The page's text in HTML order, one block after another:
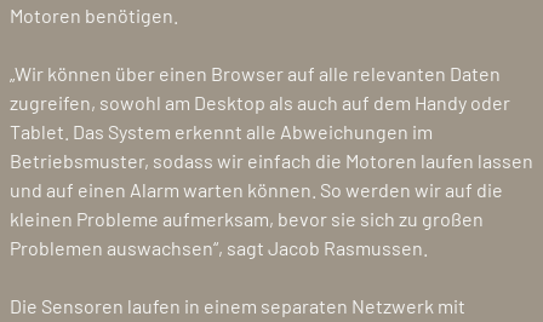
Motoren benötigen.
„Wir können über einen Browser auf alle relevanten Daten
zugreifen, sowohl am Desktop als auch auf dem Handy oder
Tablet. Das System erkennt alle Abweichungen im
Betriebsmuster, sodass wir einfach die Motoren laufen lassen
und auf einen Alarm warten können. So werden wir auf die
kleinen Probleme aufmerksam, bevor sie sich zu großen
Problemen auswachsen“, sagt Jacob Rasmussen.
Die Sensoren laufen in einem separaten Netzwerk mit